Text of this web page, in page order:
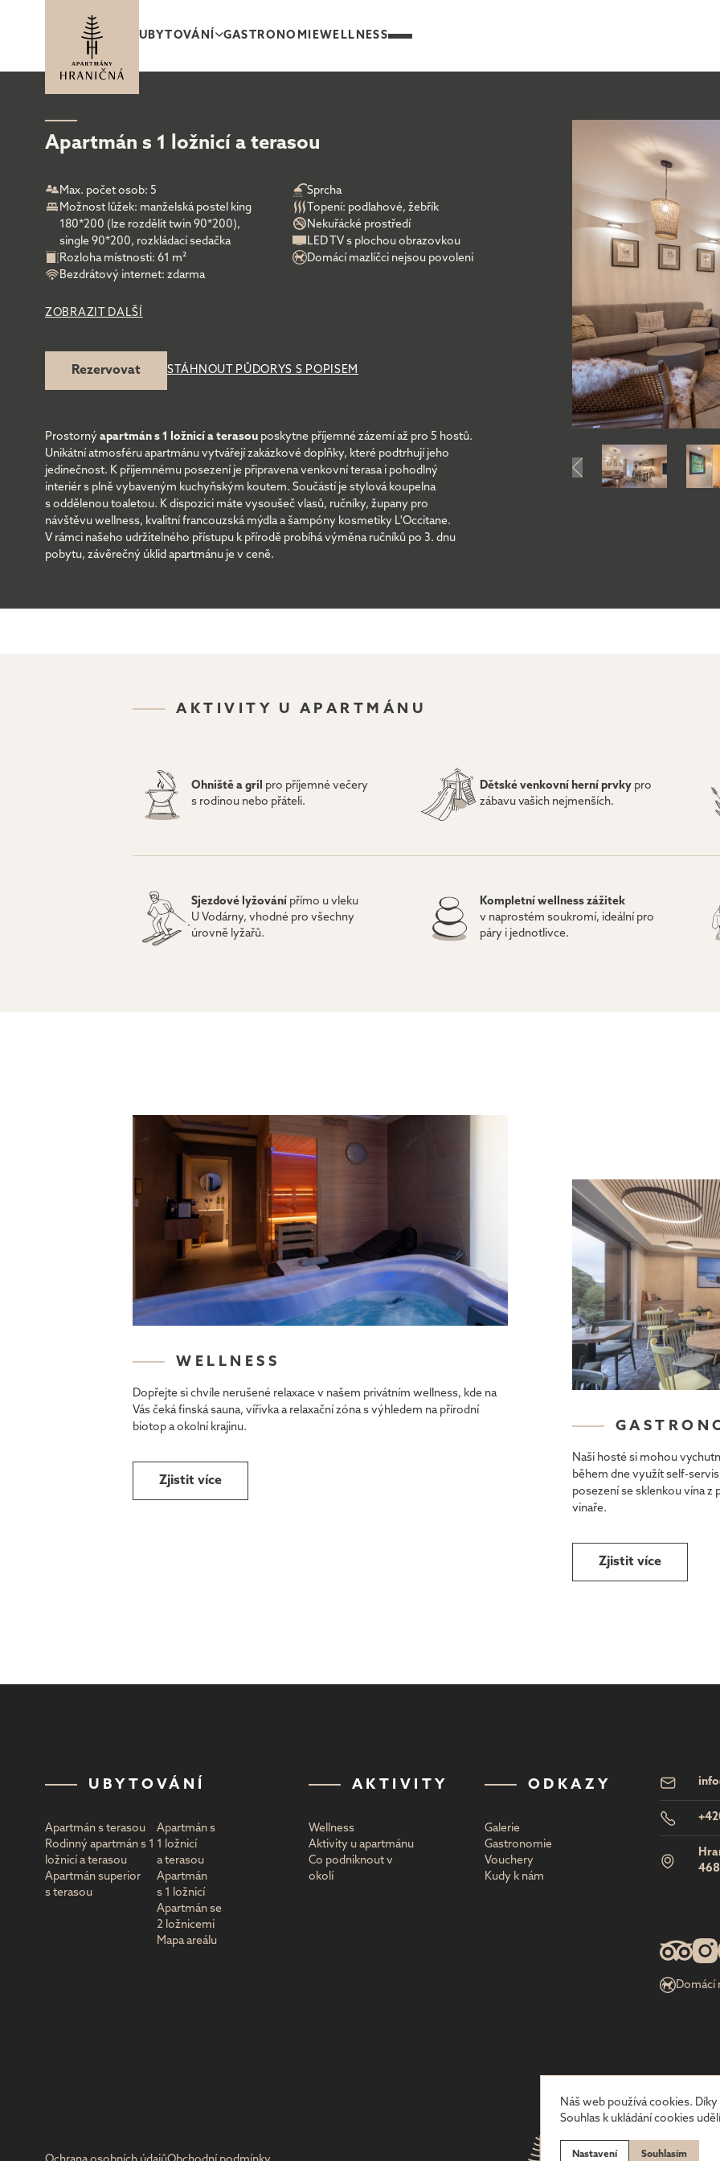
UBYTOVÁNÍ
APARTMÁN
RODINNÝ APARTMÁN
APARTMÁN
APARTMÁN
A TERASOU
GASTRONOMIEWELLNESS
Apartmán s 1 ložnicí a terasou
Max. počet osob: 5
Možnost lůžek: manželská postel king
180*200 (lze rozdělit twin 90*200),
single 90*200, rozkládací sedačka
Rozloha místnosti: 61 m²
Bezdrátový internet: zdarma
Sprcha
Topení: podlahové, žebřík
Nekuřácké prostředí
LED TV s plochou obrazovkou
Domácí mazlíčci nejsou povoleni
ZOBRAZIT DALŠÍ
Rezervovat STÁHNOUT PŮDORYS S POPISEM
Prostorný apartmán s 1 ložnicí a terasou poskytne příjemné zázemí až pro 5 hostů.
Unikátní atmosféru apartmánu vytvářejí zakázkové doplňky, které podtrhují jeho
jedinečnost. K příjemnému posezení je připravena venkovní terasa i pohodlný
interiér s plně vybaveným kuchyňským koutem. Součástí je stylová koupelna
s oddělenou toaletou. K dispozici máte vysoušeč vlasů, ručníky, župany pro
návštěvu wellness, kvalitní francouzská mýdla a šampóny kosmetiky L'Occitane.
V rámci našeho udržitelného přístupu k přírodě probíhá výměna ručníků po 3. dnu
pobytu, závěrečný úklid apartmánu je v ceně.
AKTIVITY U APARTMÁNU
Ohniště a gril pro příjemné večery
s rodinou nebo přáteli.
Dětské venkovní herní prvky pro
zábavu vašich nejmenších.
Sjezdové lyžování přímo u vleku
U Vodárny, vhodné pro všechny
úrovně lyžařů.
Kompletní wellness zážitek
v naprostém soukromí, ideální pro
páry i jednotlivce.
WELLNESS
Dopřejte si chvíle nerušené relaxace v našem privátním wellness, kde na
Vás čeká finská sauna, vířivka a relaxační zóna s výhledem na přírodní
biotop a okolní krajinu.
Zjistit více
Naši hosté si mohou
během dne využít self-
posezení se sklenkou vína z
vinaře.
Zjistit více
UBYTOVÁNÍ
Apartmán s terasou
Rodinný apartmán s 1
ložnicí a terasou
Apartmán superior
s terasou
Apartmán s
1 ložnicí
a terasou
Apartmán
s 1 ložnicí
Apartmán se
2 ložnicemi
Mapa areálu
AKTIVITY
Wellness
Aktivity u apartmánu
Co podniknout v
okolí
ODKAZY
Galerie
Gastronomie
Vouchery
Kudy k nám
468
Domácí
Náš web používá cookies.
Souhlas k ukládání cookies
Nastavení Souhlasím